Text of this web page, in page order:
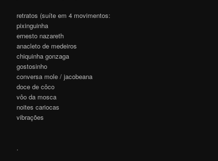
retratos (suíte em 4 movimentos:
pixinguinha
ernesto nazareth
anacleto de medeiros
chiquinha gonzaga
gostosinho
conversa mole / jacobeana
doce de côco
vôo da mosca
noites cariocas
vibrações
.